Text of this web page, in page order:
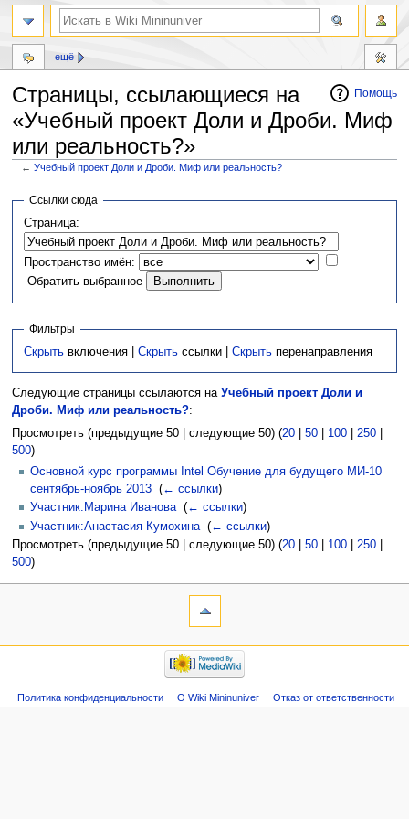
Помощь
Страницы, ссылающиеся на
«Учебный проект Доли и Дроби. Миф
или реальность?»
←Учебный проект Доли и Дроби. Миф или реальность?
Перейти
навигации
Перейти
поиску
Ссылки сюда
Страница:
Пространство имён:
Обратить выбранное
Фильтры
Скрыть включения |Скрыть ссылки |Скрыть перенаправления
Следующие страницы ссылаются на Учебный проект Доли и
Дроби. Миф или реальность?:
Просмотреть (предыдущие 50 | следующие 50) (20| 50| 100| 250|
500)
Основной курс программы Intel Обучение для будущего МИ-10
сентябрь-ноябрь 2013 (← ссылки)
Участник:Марина Иванова‎ (← ссылки)
Участник:Анастасия Кумохина (← ссылки)
Просмотреть (предыдущие 50 | следующие 50) (20| 50| 100| 250|
500)
ещё
Политика конфиденциальности О Wiki Mininuniver Отказ от ответственности